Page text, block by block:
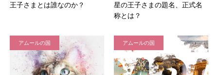
王子さまとは誰なのか？
星の王子さまの題名、正式名
称とは？
アムールの国 アムールの国